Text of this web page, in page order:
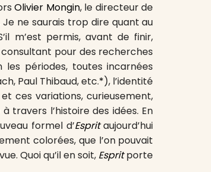
Olivier Mongin, le directeur de
Je ne saurais trop dire quant au
m’est permis, avant de finir,
consultant pour des recherches
les périodes, toutes incarnées
Paul Thibaud, etc.*), l’identité
ces variations, curieusement,
travers l’histoire des idées. En
formel d’Esprit aujourd’hui
colorées, que l’on pouvait
Quoi qu’il en soit, Espritporte